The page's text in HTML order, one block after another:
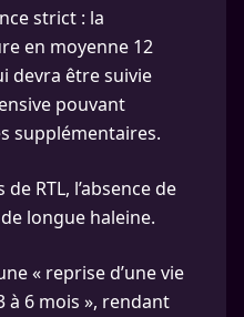
strict : la
en moyenne 12
devra être suivie
pouvant
supplémentaires.
RTL, l’absence de
longue haleine.
« reprise d’une vie
à 6 mois », rendant